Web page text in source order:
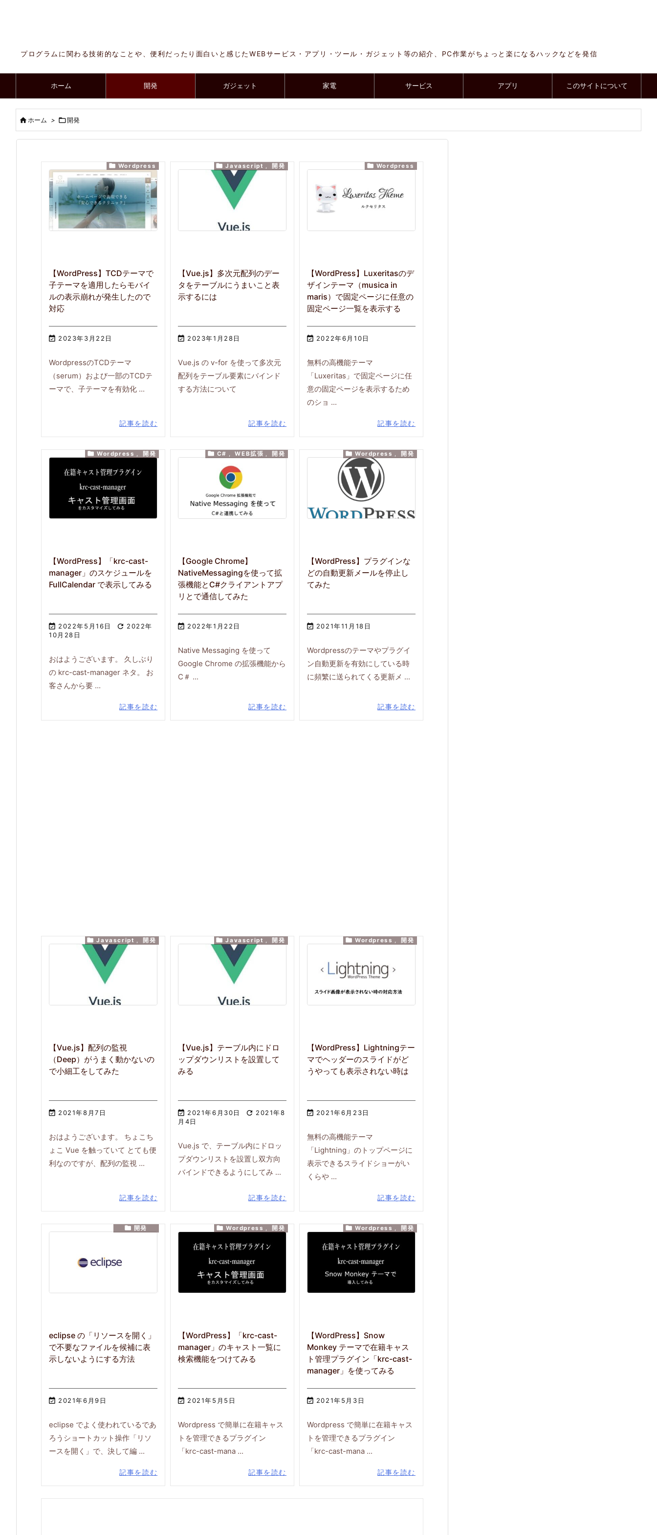
プログラムに関わる技術的なことや、便利だったり面白いと感じたWEBサービス・アプリ・ツール・ガジェット等の紹介、PC作業がちょっと楽になるハックなどを発信
ホーム 開発 ガジェット 家電 サービス アプリ このサイトについて
ホーム > 開発
【WordPress】TCDテーマで
子テーマを適用したらモバイ
ルの表示崩れが発生したので
対応
 2023年3月22日
 Wordpress
WordpressのTCDテーマ
（serum）および一部のTCDテ
ーマで、子テーマを有効化 ...
記事を読む
【Vue.js】多次元配列のデー
タをテーブルにうまいこと表
示するには
 2023年1月28日
 Javascript , 開発
Vue.js の v-for を使って多次元
配列をテーブル要素にバインド
する方法について
記事を読む
【WordPress】Luxeritasのデ
ザインテーマ（musica in
maris）で固定ページに任意の
固定ページ一覧を表示する
 2022年6月10日
 Wordpress
無料の高機能テーマ
「Luxeritas」で固定ページに任
意の固定ページを表示するため
のショ ...
記事を読む
【WordPress】「krc-cast-
manager」のスケジュールを
FullCalendar で表示してみる
 2022年5月16日  2022年
10月28日
 Wordpress , 開発
おはようございます。 久しぶり
の krc-cast-manager ネタ。 お
客さんから要 ...
記事を読む
【Google Chrome】
NativeMessagingを使って拡
張機能とC#クライアントアプ
リとで通信してみた
 2022年1月22日
 C# , WEB拡張 , 開発
Native Messaging を使って
Google Chrome の拡張機能から
C＃ ...
記事を読む
【WordPress】プラグインな
どの自動更新メールを停止し
てみた
 2021年11月18日
 Wordpress , 開発
Wordpressのテーマやプラグイ
ン自動更新を有効にしている時
に頻繁に送られてくる更新メ ...
記事を読む
【Vue.js】配列の監視
（Deep）がうまく動かないの
で小細工をしてみた
 2021年8月7日
 Javascript , 開発
おはようございます。 ちょこち
ょこ Vue を触っていて とても便
利なのですが、配列の監視 ...
記事を読む
【Vue.js】テーブル内にドロ
ップダウンリストを設置して
みる
 2021年6月30日  2021年8
月4日
 Javascript , 開発
Vue.js で、テーブル内にドロッ
プダウンリストを設置し双方向
バインドできるようにしてみ ...
記事を読む
【WordPress】Lightningテー
マでヘッダーのスライドがど
うやっても表示されない時は
 2021年6月23日
 Wordpress , 開発
無料の高機能テーマ
「Lightning」のトップページに
表示できるスライドショーがい
くらや ...
記事を読む
eclipse の「リソースを開く」
で不要なファイルを候補に表
示しないようにする方法
 2021年6月9日
 開発
eclipse でよく使われているであ
ろうショートカット操作「リソ
ースを開く」で、決して編 ...
記事を読む
【WordPress】「krc-cast-
manager」のキャスト一覧に
検索機能をつけてみる
 2021年5月5日
 Wordpress , 開発
Wordpress で簡単に在籍キャス
トを管理できるプラグイン
「krc-cast-mana ...
記事を読む
【WordPress】Snow
Monkey テーマで在籍キャス
ト管理プラグイン「krc-cast-
manager」を使ってみる
 2021年5月3日
 Wordpress , 開発
Wordpress で簡単に在籍キャス
トを管理できるプラグイン
「krc-cast-mana ...
記事を読む